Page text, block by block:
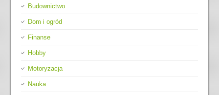
Budownictwo
Dom i ogród
Finanse
Hobby
Motoryzacja
Nauka